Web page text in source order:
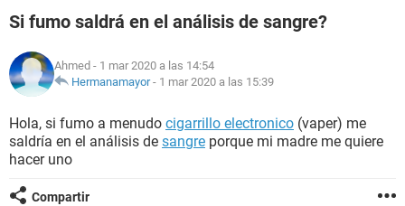
NUTRICIÓN
BIENESTAR
Si fumo saldrá en el análisis de sangre?
Ahmed - 1 mar 2020 a las 14:54
Hermanamayor- 1 mar 2020 a las 15:39
Hola, si fumo a menudo cigarrillo electronico (vaper) me
saldría en el análisis de sangre porque mi madre me quiere
hacer uno
Compartir